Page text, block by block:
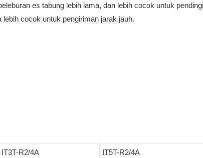
es tabung lebih lama, dan lebih cocok untuk
cocok untuk pengiriman jarak jauh.
IT3T-R2/4A IT5T-R2/4A